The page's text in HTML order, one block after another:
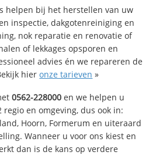
helpen bij het herstellen van uw
inspectie, dakgotenreiniging en
nok reparatie en renovatie of
of lekkages opsporen en
advies én we repareren de
hieronze tarieven »
0562-228000 en we helpen u
en omgeving, dus ook in:
Hoorn, Formerum en uiteraard
Wanneer u voor ons kiest en
dan is de kans op verdere